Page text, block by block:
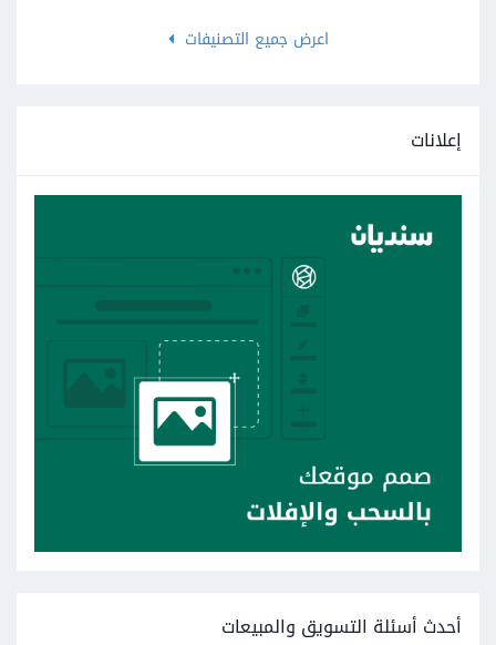
اعرض جميع التصنيفات
إعلانات
أحدث أسئلة التسويق والمبيعات